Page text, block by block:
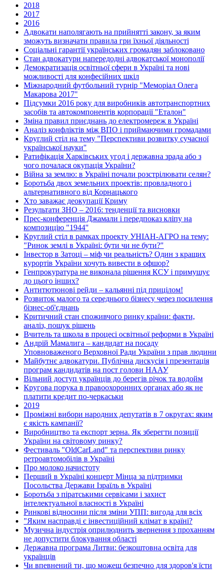
2018
2017
2016
Адвокати наполягають на прийнятті закону, за яким
зможуть визначати правила гри їхньої діяльності
Соціальні гарантії українських громадян заблоковано
Стан адвокатури напередодні адвокатської монополії
Демократизація освітньої сфери в Україні та нові
можливості для конфесійних шкіл
Міжнародний футбольний турнір "Меморіал Олега
Макарова 2017"
Підсумки 2016 року для виробників автотранспортних
засобів та автокомпонентів корпорації "Еталон"
Зміна правил приєднань до електромереж в Україні
Аналіз конфліктів між ВПО і приймаючими громадами
Круглий стіл на тему "Перспективи розвитку сучасної
української науки"
Ратифікація Харківських угод і державна зрада або з
чого почалася окупація України?
Війна за землю: в Україні почали розстрілювати селян?
Боротьба двох земельних проектів: провладного і
альтернативного від Корнацького
Хто заважає деокупації Криму
Результати ЗНО – 2016: тенденції та висновки
Прес-конференція Джамали і передпоказ кліпу на
композицію "1944"
Круглий стіл в рамках проекту УНІАН-АГРО на тему:
"Ринок землі в Україні: бути чи не бути?"
Інвестор в Затоці – міф чи реальність? Один з кращих
курортів України хочуть вивести в офшор?
Генпрокуратура не виконала рішення КСУ і примушує
до цього інших?
Антитютюнові рейди – кальянні під прицілом!
Розвиток малого та середнього бізнесу через посилення
бізнес-об'єднань
Критичний стан споживчого ринку країни: факти,
аналіз, пошук рішень
Вчитель та школа в процесі освітньої реформи в Україні
Андрій Мамалига – кандидат на посаду
Уповноваженого Верховної Ради України з прав людини
Майбутнє адвокатури. Публічна дискусія і презентація
програм кандидатів на пост голови НААУ
Вільний доступ українців до берегів річок та водойм
Кругова порука в правоохоронних органах або як не
платити кредит по-черкаськи
2019
Проміжні вибори народних депутатів в 7 округах: яким
є якість кампанії?
Виробництво та експорт зерна. Як зберегти позиції
України на світовому ринку?
Фестиваль "OldCarLand" та перспективи ринку
ретроавтомобілів в Україні
Про молоко начистоту
Перший в Україні концерт Мінца за підтримки
Посольства Держави Ізраїль в Україні
Боротьба з піратськими сервісами і захист
інтелектуальної власності в Україні
Ринкові відносини після зміни УПП: вигода для всіх
"Яким насправді є інвестиційний клімат в країні?
Музична індустрія оприлюднить звернення з проханням
не допустити блокування області
Державна програма Литви: безкоштовна освіта для
українців
Чи впевнений ти, що можеш безпечно для здоров'я їсти